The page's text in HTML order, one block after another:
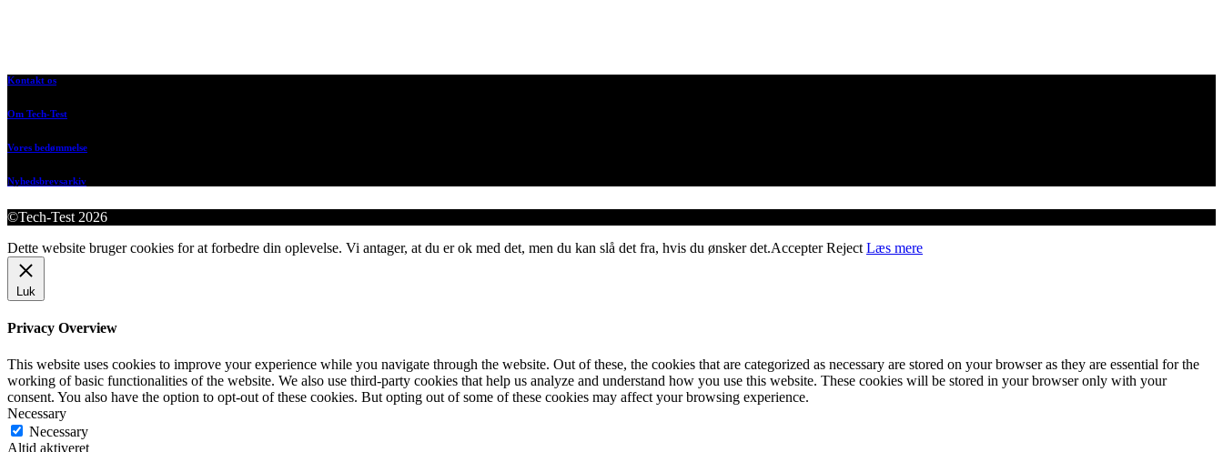
Kontakt os
Om Tech-Test
Vores bedømmelse
Nyhedsbrevsarkiv
©Tech-Test 2026
Dette website bruger cookies for at forbedre din oplevelse. Vi antager, at du er ok med det, men du kan slå det fra, hvis du ønsker det.Accepter Reject Læs mere
Luk
Privacy Overview
This website uses cookies to improve your experience while you navigate through the website. Out of these, the cookies that are categorized as necessary are stored on your browser as they are essential for the
working of basic functionalities of the website. We also use third-party cookies that help us analyze and understand how you use this website. These cookies will be stored in your browser only with your
consent. You also have the option to opt-out of these cookies. But opting out of some of these cookies may affect your browsing experience.
Necessary
Necessary
Altid aktiveret